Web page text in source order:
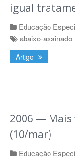
igual
Educação
abaixo-assinado
Artigo
2006 — Mais
(10/mar)
Educação